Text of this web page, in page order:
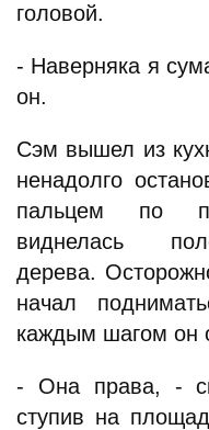
головой.
- Наверняка я
он.
Сэм вышел из
ненадолго
пальцем по
виднелась
дерева.
начал
каждым шагом он
- Она права, -
ступив на